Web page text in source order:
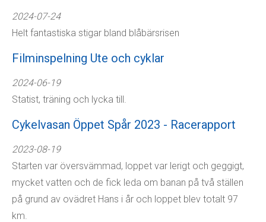
2024-07-24
Helt fantastiska stigar bland blåbärsrisen
Filminspelning Ute och cyklar
2024-06-19
Statist, träning och lycka till.
Cykelvasan Öppet Spår 2023 - Racerapport
2023-08-19
Starten var översvämmad, loppet var lerigt och geggigt,
mycket vatten och de fick leda om banan på två ställen
på grund av ovädret Hans i år och loppet blev totalt 97
km.